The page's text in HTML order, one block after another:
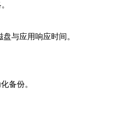
与应用响应时间。
备份。